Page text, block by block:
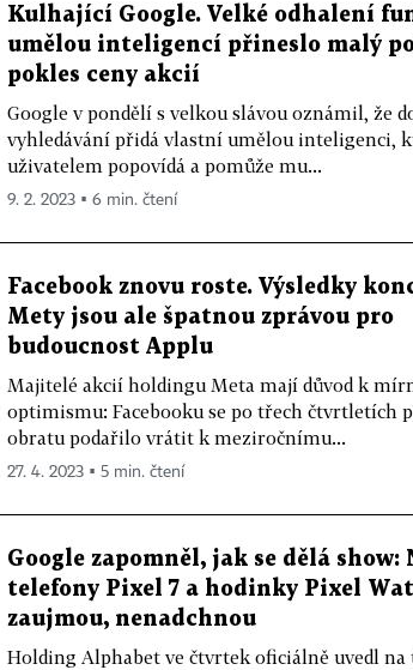
Kulhající Google. Velké odhalení
umělou inteligencí přineslo malý
pokles ceny akcií
Google v pondělí s velkou slávou oznámil, že
vyhledávání přidá vlastní umělou inteligenci,
uživatelem popovídá a pomůže mu...
9. 2. 2023 ▪ 6 min. čtení
Facebook znovu roste. Výsledky
Mety jsou ale špatnou zprávou pro
budoucnost Applu
Majitelé akcií holdingu Meta mají důvod k
optimismu: Facebooku se po třech čtvrtletích
obratu podařilo vrátit k meziročnímu...
27. 4. 2023 ▪ 5 min. čtení
Google zapomněl, jak se dělá show:
telefony Pixel 7 a hodinky Pixel
zaujmou, nenadchnou
Holding Alphabet ve čtvrtek oficiálně uvedl na